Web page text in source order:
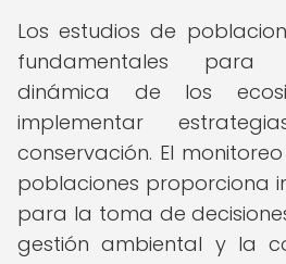
Los estudios de
fundamentales para
dinámica de los
implementar
conservación. El
poblaciones proporciona
para la toma de
gestión ambiental y la